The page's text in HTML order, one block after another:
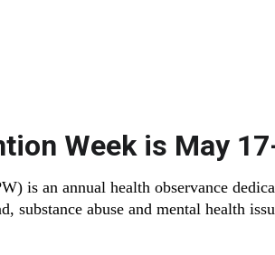
Week is May
is an annual health observance
substance abuse and mental health